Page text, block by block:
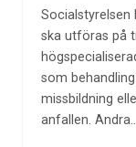
Socialstyrelsen
ska utföras på
som
missbildning
anfallen.